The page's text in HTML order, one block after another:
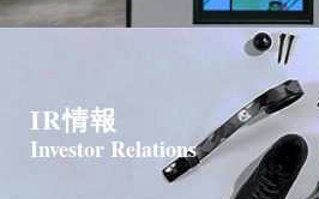
IR情報
Investor Relations